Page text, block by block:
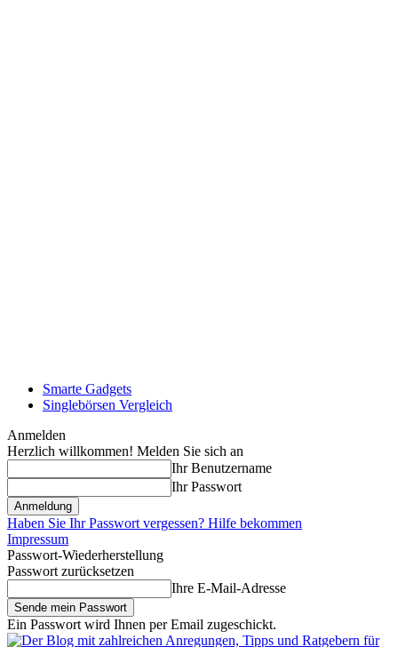
Smarte Gadgets
Singlebörsen Vergleich
Anmelden
Herzlich willkommen! Melden Sie sich an
Ihr Benutzername
Ihr Passwort
Haben Sie Ihr Passwort vergessen? Hilfe bekommen
Impressum
Passwort-Wiederherstellung
Passwort zurücksetzen
Ihre E-Mail-Adresse
Ein Passwort wird Ihnen per Email zugeschickt.